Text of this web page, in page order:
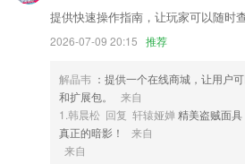
2,题库资源丰富
3,能够时刻掌握手机扫描的进度，了解到剩
5,质量保障，价格透明，低价直销
6,【拒绝书荒 畅快淋漓】
微乐斗地主软件优势
提供快速操作指南，让玩家可以随时
2026-07-09 20:15 推荐
解晶韦 ：提供一个在线商城，让用户
和扩展包。
来自
1.韩晨松 回复 轩辕娅婵 精美盗贼面
真正的暗影！
来自
来自